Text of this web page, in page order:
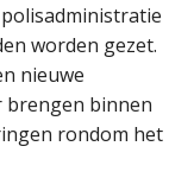
worden gezet.
nieuwe
brengen binnen
rondom het